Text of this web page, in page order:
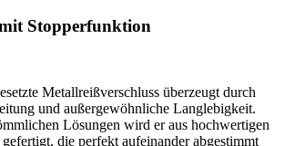
Stopperfunktion
Metallreißverschluss überzeugt durch
und außergewöhnliche Langlebigkeit.
Lösungen wird er aus hochwertigen
die perfekt aufeinander abgestimmt